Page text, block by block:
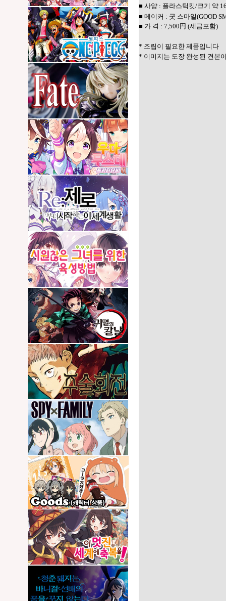
■ 사양 : 플라스틱킷/크기 약
■ 메이커 : 굿 스마일(GOOD
■ 가 격 : 7,500円 (세금포함)
* 조립이 필요한 제품입니다
* 이미지는 도장 완성된 견본